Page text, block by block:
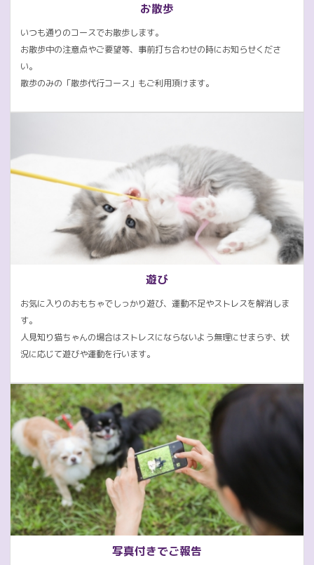
お散歩
いつも通りのコースでお散歩します。
お散歩中の注意点やご要望等、事前打ち合わせの時にお知らせくださ
い。
散歩のみの「散歩代行コース」もご利用頂けます。
遊び
お気に入りのおもちゃでしっかり遊び、運動不足やストレスを解消しま
す。
人見知り猫ちゃんの場合はストレスにならないよう無理にせまらず、状
況に応じて遊びや運動を行います。
写真付きでご報告